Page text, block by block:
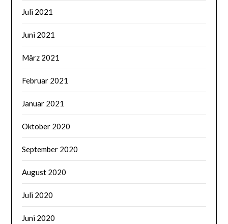
Juli 2021
Juni 2021
März 2021
Februar 2021
Januar 2021
Oktober 2020
September 2020
August 2020
Juli 2020
Juni 2020